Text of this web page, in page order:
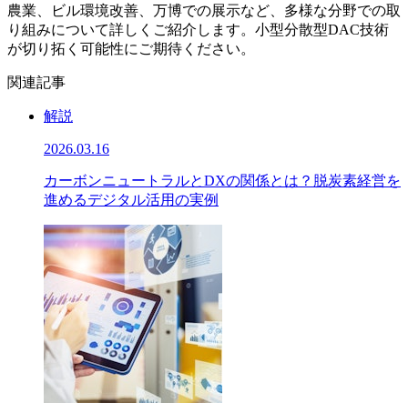
農業、ビル環境改善、万博での展示など、多様な分野での取
り組みについて詳しくご紹介します。小型分散型DAC技術
が切り拓く可能性にご期待ください。
関連記事
解説
2026.03.16
カーボンニュートラルとDXの関係とは？脱炭素経営を
進めるデジタル活用の実例